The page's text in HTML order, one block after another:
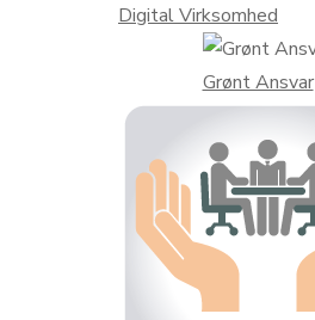
Digital Virksomhed
Grønt Ansvar